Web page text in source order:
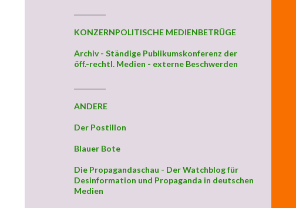
KONZERNPOLITISCHE MEDIENBETRÜGE
Archiv - Ständige Publikumskonferenz der
öff.-rechtl. Medien - externe Beschwerden
ANDERE
Der Postillon
Blauer Bote
Die Propagandaschau - Der Watchblog für
Desinformation und Propaganda in deutschen
Medien